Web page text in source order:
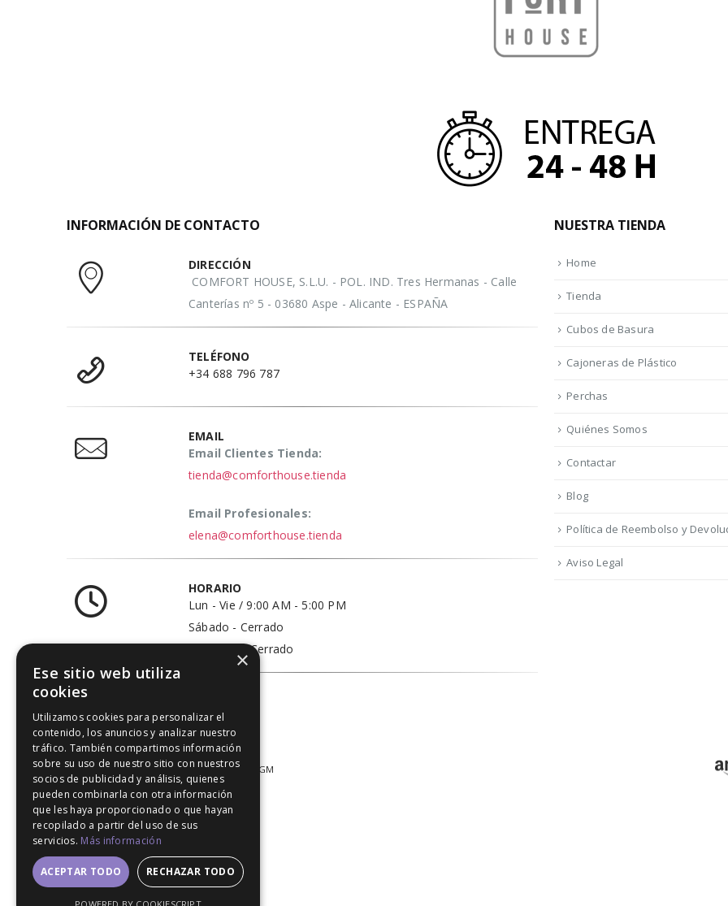
INFORMACIÓN DE CONTACTO
DIRECCIÓN
COMFORT HOUSE, S.L.U. - POL. IND. Tres Hermanas - Calle
Canterías nº 5 - 03680 Aspe - Alicante - ESPAÑA
TELÉFONO
+34 688 796 787
EMAIL
Email Clientes Tienda:
tienda@comforthouse.tienda
Email Profesionales:
elena@comforthouse.tienda
HORARIO
Lun - Vie / 9:00 AM - 5:00 PM
Sábado - Cerrado
Domingo - Cerrado
NUESTRA TIENDA
Home
Tienda
Cubos de Basura
Cajoneras de Plástico
Perchas
Quiénes Somos
Contactar
Blog
Política de Reembolso y
Aviso Legal
© 2020. All Rights Reserved │ Developed LGM
×
Ese sitio web utiliza
cookies
Utilizamos cookies para personalizar el
contenido, los anuncios y analizar nuestro
tráfico. También compartimos información
sobre su uso de nuestro sitio con nuestros
socios de publicidad y análisis, quienes
pueden combinarla con otra información
que les haya proporcionado o que hayan
recopilado a partir del uso de sus
servicios. Más información
ACEPTAR TODO RECHAZAR TODO